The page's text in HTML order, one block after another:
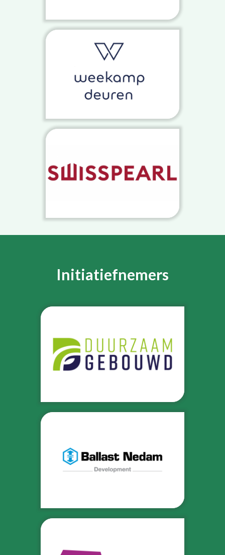
Initiatiefnemers